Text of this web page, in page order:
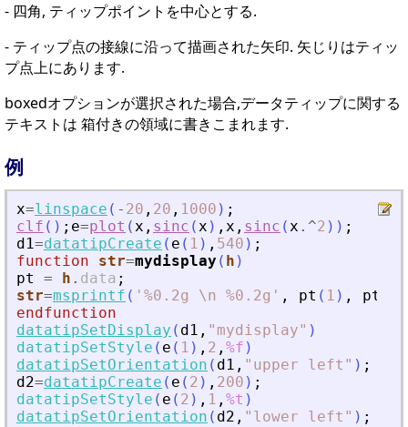
- 四角, ティップポイントを中心とする.
- ティップ点の接線に沿って描画された矢印. 矢じりはティッ
プ点上にあります.
boxedオプションが選択された場合,データティップに関する
テキストは 箱付きの領域に書きこまれます.
例
x=linspace ( - 20 , 20 , 1000 ) ;
clf ( ) ; e=plot (x , sinc (x ) , x , sinc (x .^2 ) ) ;
d1=datatipCreate ( e ( 1 ) , 540 ) ;
function
str=mydisplay ( h )
pt
= h . data ;
str=msprintf ( ' %0.2g \n %0.2g ' , pt ( 1 ) , pt
endfunction
datatipSetDisplay ( d1 , " mydisplay" )
datatipSetStyle ( e ( 1 ) , 2 , %f )
datatipSetOrientation ( d1 , " upper left " ) ;
d2=datatipCreate ( e ( 2 ) , 200 ) ;
datatipSetStyle ( e ( 2 ) , 1 , %t )
datatipSetOrientation ( d2 , " lower left " ) ;